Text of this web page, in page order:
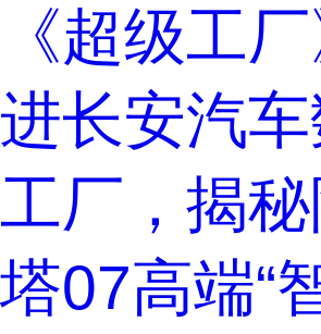
《超级工
进长安汽
工厂，揭
塔07高端“